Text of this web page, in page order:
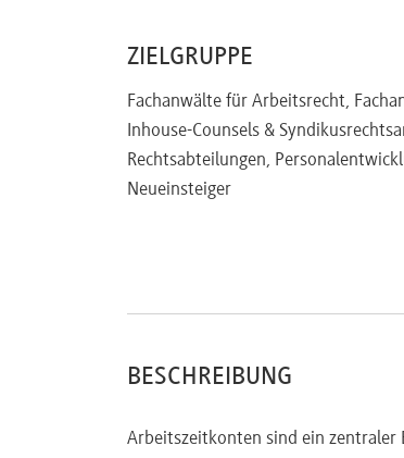
Welche Ziele können mit
Alternativen der Finanzierung
Gestaltungsempfehlungen für
Beispiele aus dem
ZIELGRUPPE
Fachanwälte für Arbeitsrecht,
Inhouse-Counsels &
Rechtsabteilungen,
Neueinsteiger
BESCHREIBUNG
Arbeitszeitkonten sind ein zentraler